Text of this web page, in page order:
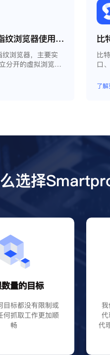
Mulogin指纹浏览器使用Smartproxy教程
浏览器，主要实
分开的虚拟浏览器
，展开团队协作，
流程，开发网络自
比
口
模
的
了
选择
量的目标
目标都没有限制或
何抓取工作更加顺
畅
代